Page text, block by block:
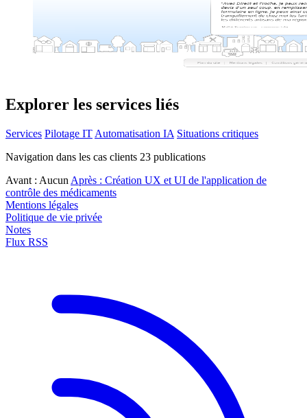
Explorer les services liés
Services Pilotage IT Automatisation IA Situations critiques
Navigation dans les cas clients 23 publications
Avant : Aucun Après : Création UX et UI de l'application de
contrôle des médicaments
Mentions légales
Politique de vie privée
Notes
Flux RSS